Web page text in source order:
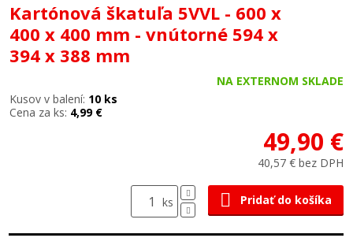
Kartónová škatuľa 5VVL - 600 x
400 x 400 mm - vnútorné 594 x
394 x 388 mm
NA EXTERNOM SKLADE
Kusov v balení: 10 ks
Cena za ks: 4,99 €
49,90 €
40,57 € bez DPH
ks Pridať do košíka